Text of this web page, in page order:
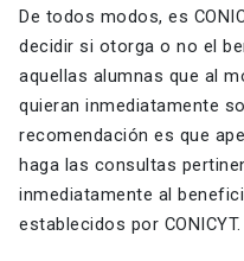
De todos modos, es
decidir si otorga o no el
aquellas alumnas que al
quieran inmediatamente
recomendación es que
haga las consultas
inmediatamente al
establecidos por CONICYT.